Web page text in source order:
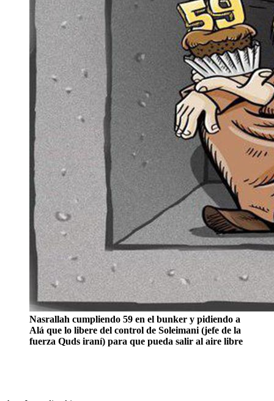
Nasrallah cumpliendo 59 en el bunker y pidiendo a
Alá que lo libere del control de Soleimani (jefe de la
fuerza Quds iraní) para que pueda salir al aire libre